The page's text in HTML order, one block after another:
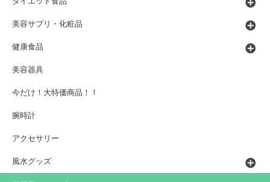
美容サプリ・化粧品
健康食品
美容器具
今だけ！大特価商品！！
腕時計
アクセサリー
風水グッズ